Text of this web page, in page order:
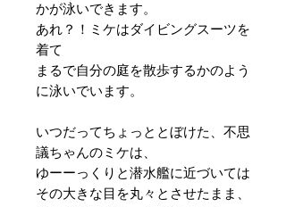
かが泳いできます。
あれ？！ミケはダイビングスーツを
着て
まるで自分の庭を散歩するかのよう
に泳いでいます。
いつだってちょっととぼけた、不思
議ちゃんのミケは、
ゆーーっくりと潜水艦に近づいては
その大きな目を丸々とさせたまま、